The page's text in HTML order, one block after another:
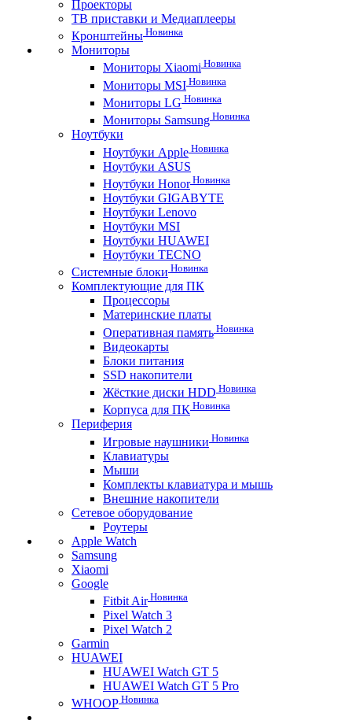
Проекторы
ТВ приставки и Медиаплееры
Кронштейны Новинка
Мониторы
Мониторы Xiaomi Новинка
Мониторы MSI Новинка
Мониторы LG Новинка
Мониторы Samsung Новинка
Ноутбуки
Ноутбуки Apple Новинка
Ноутбуки ASUS
Ноутбуки HonorНовинка
Ноутбуки GIGABYTE
Ноутбуки Lenovo
Ноутбуки MSI
Ноутбуки HUAWEI
Ноутбуки TECNO
Системные блоки Новинка
Комплектующие для ПК
Процессоры
Материнские платы
Оперативная память Новинка
Видеокарты
Блоки питания
SSD накопители
Жёсткие диски HDD Новинка
Корпуса для ПК Новинка
Периферия
Игровые наушники Новинка
Клавиатуры
Мыши
Комплекты клавиатура и мышь
Внешние накопители
Сетевое оборудование
Роутеры
Apple Watch
Samsung
Xiaomi
Google
Fitbit AirНовинка
Pixel Watch 3
Pixel Watch 2
Garmin
HUAWEI
HUAWEI Watch GT 5
HUAWEI Watch GT 5 Pro
WHOOP Новинка